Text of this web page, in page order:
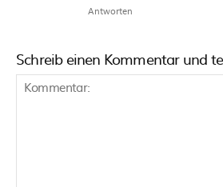
Antworten
Schreib einen Kommentar und